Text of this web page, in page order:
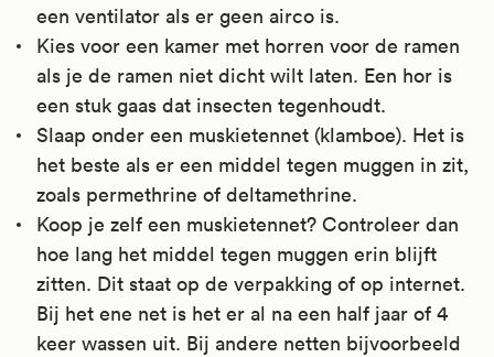
een ventilator als er geen airco is.
Kies voor een kamer met horren voor de ramen
als je de ramen niet dicht wilt laten. Een hor is
een stuk gaas dat insecten tegenhoudt.
Slaap onder een muskietennet (klamboe). Het is
het beste als er een middel tegen muggen in zit,
zoals permethrine of deltamethrine.
Koop je zelf een muskietennet? Controleer dan
hoe lang het middel tegen muggen erin blijft
zitten. Dit staat op de verpakking of op internet.
Bij het ene net is het er al na een half jaar of 4
keer wassen uit. Bij andere netten bijvoorbeeld